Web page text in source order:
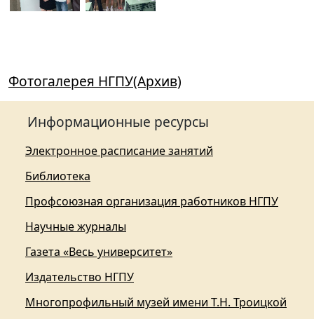
Фотогалерея НГПУ(Архив)
Информационные ресурсы
Электронное расписание занятий
Библиотека
Профсоюзная организация работников НГПУ
Научные журналы
Газета «Весь университет»
Издательство НГПУ
Многопрофильный музей имени Т.Н. Троицкой